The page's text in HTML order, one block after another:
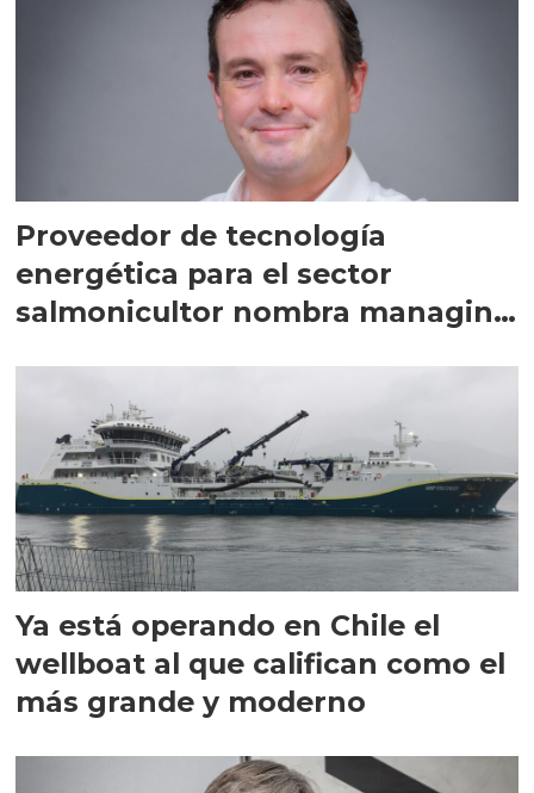
Proveedor de tecnología
energética para el sector
salmonicultor nombra managing
Ya está operando en Chile el
wellboat al que califican como el
más grande y moderno